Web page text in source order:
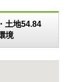
土地54.84
境